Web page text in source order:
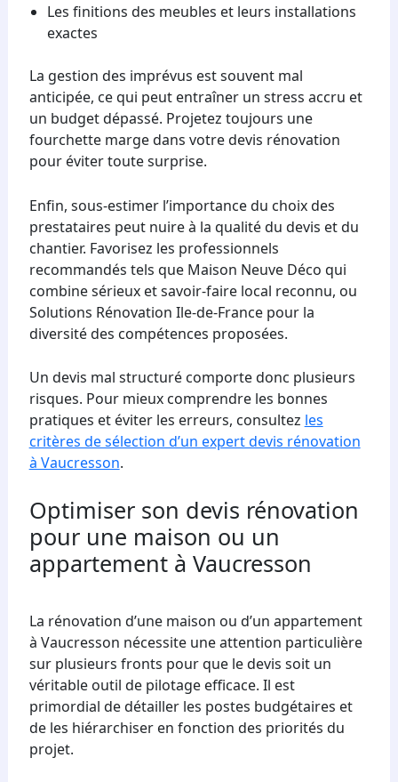
Les finitions des meubles et leurs installations
exactes
La gestion des imprévus est souvent mal
anticipée, ce qui peut entraîner un stress accru et
un budget dépassé. Projetez toujours une
fourchette marge dans votre devis rénovation
pour éviter toute surprise.
Enfin, sous-estimer l’importance du choix des
prestataires peut nuire à la qualité du devis et du
chantier. Favorisez les professionnels
recommandés tels que Maison Neuve Déco qui
combine sérieux et savoir-faire local reconnu, ou
Solutions Rénovation Ile-de-France pour la
diversité des compétences proposées.
Un devis mal structuré comporte donc plusieurs
risques. Pour mieux comprendre les bonnes
pratiques et éviter les erreurs, consultez les
critères de sélection d’un expert devis rénovation
à Vaucresson.
Optimiser son devis rénovation
pour une maison ou un
appartement à Vaucresson
La rénovation d’une maison ou d’un appartement
à Vaucresson nécessite une attention particulière
sur plusieurs fronts pour que le devis soit un
véritable outil de pilotage efficace. Il est
primordial de détailler les postes budgétaires et
de les hiérarchiser en fonction des priorités du
projet.